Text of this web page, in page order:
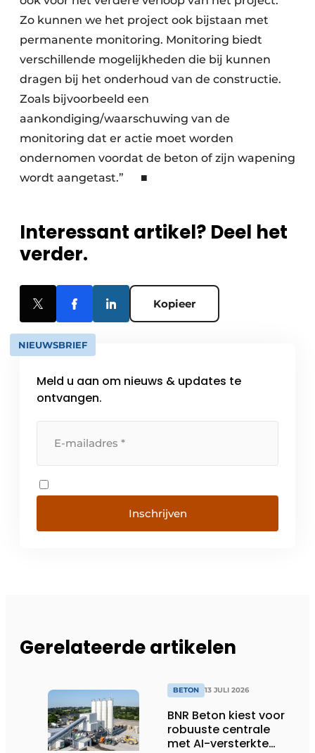
Zo kunnen we het project ook bijstaan met
permanente monitoring. Monitoring biedt
verschillende mogelijkheden die bij kunnen
dragen bij het onderhoud van de constructie.
Zoals bijvoorbeeld een
aankondiging/waarschuwing van de
monitoring dat er actie moet worden
ondernomen voordat de beton of zijn wapening
wordt aangetast.” ■
Interessant artikel? Deel het
verder.
Kopieer
NIEUWSBRIEF
Meld u aan om nieuws & updates te
ontvangen.
Inschrijven
Gerelateerde artikelen
BETON 13 JULI 2026
BNR Beton kiest voor
robuuste centrale
met AI-versterkte